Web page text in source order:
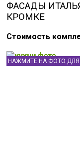
ФАСАДЫ
КРОМКЕ
Стоимость
НАЖМИТЕ НА ФОТО ДЛЯ